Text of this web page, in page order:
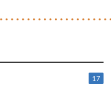
17